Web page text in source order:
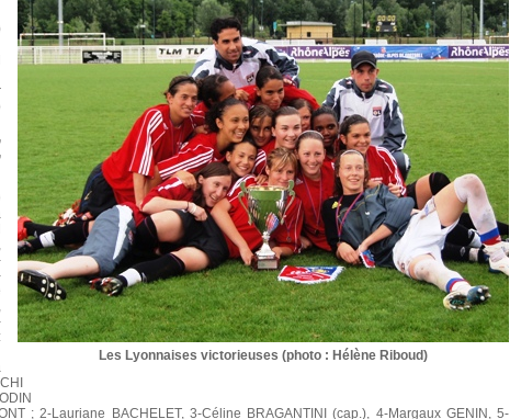
Les Lyonnaises victorieuses (photo : Hélène Riboud)
; 2-Lauriane BACHELET, 3-Céline BRAGANTINI (cap.), 4-Margaux GENIN, 5-